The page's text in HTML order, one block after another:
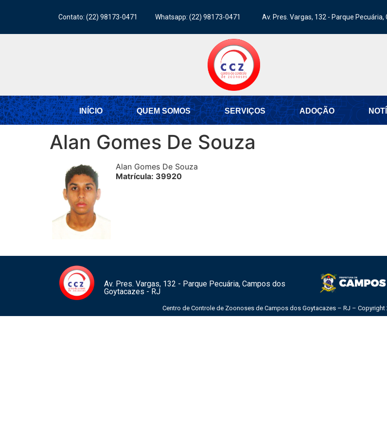
Contato: (22) 98173-0471 Whatsapp: (22) 98173-0471 Av. Pres. Vargas, 132 - Parque
INÍCIO QUEM SOMOS SERVIÇOS ADOÇÃO
Alan Gomes De Souza
Alan Gomes De Souza
Matrícula: 39920
Av. Pres. Vargas, 132 - Parque Pecuária, Campos dos
Goytacazes - RJ
Centro de Controle de Zoonoses de Campos dos Goytacazes – RJ –